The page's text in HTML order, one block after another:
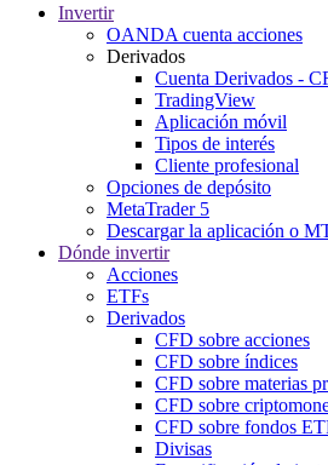
Invertir
OANDA cuenta acciones
Derivados
Cuenta Derivados -
TradingView
Aplicación móvil
Tipos de interés
Cliente profesional
Opciones de depósito
MetaTrader 5
Descargar la aplicación o
Dónde invertir
Acciones
ETFs
Derivados
CFD sobre acciones
CFD sobre índices
CFD sobre materias
CFD sobre
CFD sobre fondos
Divisas